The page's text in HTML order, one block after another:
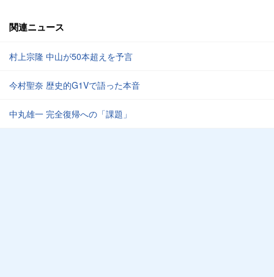
関連ニュース
村上宗隆 中山が50本超えを予言
今村聖奈 歴史的G1Vで語った本音
中丸雄一 完全復帰への「課題」